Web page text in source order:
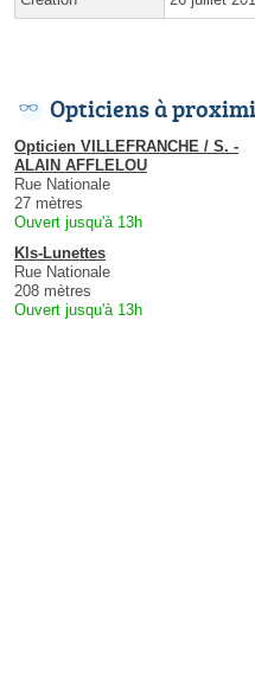
Opticiens à
Opticien VILLEFRANCHE / S. -
ALAIN AFFLELOU
Rue Nationale
27 mètres
Ouvert jusqu'à 13h
Kls-Lunettes
Rue Nationale
208 mètres
Ouvert jusqu'à 13h